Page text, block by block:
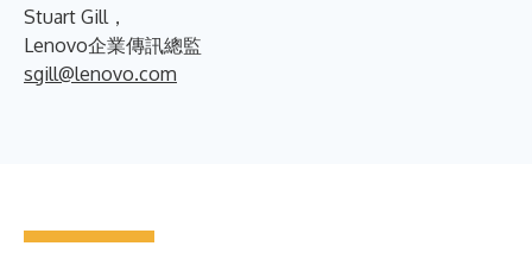
Stuart Gill，
Lenovo企業傳訊總監
sgill@lenovo.com